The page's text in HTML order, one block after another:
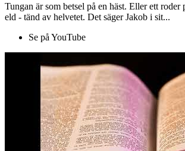
Tungan är som betsel på en häst. Eller ett roder
eld - tänd av helvetet. Det säger Jakob i sit...
Se på YouTube